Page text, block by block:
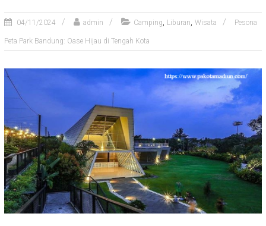
04/11/2024 admin Camping, Liburan, Wisata Pesona
Peta Park Bandung: Oase Hijau di Tengah Kota